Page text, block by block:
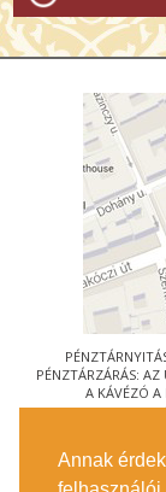
Annak
PÉNZTÁRZÁRÁS: AZ
A KÁVÉZÓ A